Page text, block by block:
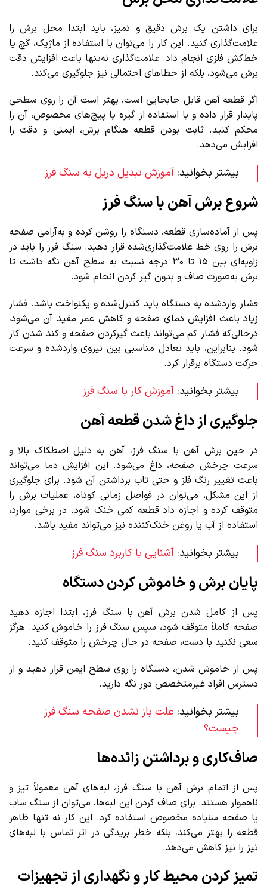
برای داشتن یک برش دقیق و تمیز، باید ابتدا محل برش را
علامت‌گذاری کنید. این کار را می‌توان با استفاده از ماژیک، گچ یا
خط‌کش فلزی انجام داد. علامت‌گذاری نه‌تنها باعث افزایش دقت
برش می‌شود، بلکه از خطاهای احتمالی نیز جلوگیری می‌کند.
اگر قطعه آهن قابل جابجایی است، بهتر است آن را روی سطحی
پایدار قرار داده و با استفاده از گیره یا پیچ‌های مخصوص، آن را
محکم کنید. ثابت بودن قطعه هنگام برش، ایمنی و دقت را
افزایش می‌دهد.
بیشتر بخوانید: آموزش تبدیل دریل به سنگ فرز
شروع برش آهن با سنگ فرز
پس از آماده‌سازی قطعه، دستگاه را روشن کرده و به‌آرامی صفحه
برش را روی خط علامت‌گذاری‌شده قرار دهید. سنگ فرز را باید در
زاویه‌ای بین ۱۵ تا ۳۰ درجه نسبت به سطح آهن نگه داشت تا
برش به‌صورت صاف و بدون گیر کردن انجام شود.
فشار واردشده به دستگاه باید کنترل‌شده و یکنواخت باشد. فشار
زیاد باعث افزایش دمای صفحه و کاهش عمر مفید آن می‌شود،
درحالی‌که فشار کم می‌تواند باعث گیرکردن صفحه و کند شدن کار
شود. بنابراین، باید تعادل مناسبی بین نیروی واردشده و سرعت
حرکت دستگاه برقرار کرد.
بیشتر بخوانید: آموزش کار با سنگ فرز
جلوگیری از داغ شدن قطعه آهن
در حین برش آهن با سنگ فرز، آهن به دلیل اصطکاک بالا و
سرعت چرخش صفحه، داغ می‌شود. این افزایش دما می‌تواند
باعث تغییر رنگ فلز و حتی تاب برداشتن آن شود. برای جلوگیری
از این مشکل، می‌توان در فواصل زمانی کوتاه، عملیات برش را
متوقف کرده و اجازه داد قطعه کمی خنک شود. در برخی موارد،
استفاده از آب یا روغن خنک‌کننده نیز می‌تواند مفید باشد.
بیشتر بخوانید: آشنایی با کاربرد سنگ فرز
پایان برش و خاموش کردن دستگاه
پس از کامل شدن برش آهن با سنگ فرز، ابتدا اجازه دهید
صفحه کاملاً متوقف شود، سپس سنگ فرز را خاموش کنید. هرگز
سعی نکنید با دست، صفحه در حال چرخش را متوقف کنید.
پس از خاموش شدن، دستگاه را روی سطح ایمن قرار دهید و از
دسترس افراد غیرمتخصص دور نگه دارید.
بیشتر بخوانید: علت باز نشدن صفحه سنگ فرز
چیست؟
صاف‌کاری و برداشتن زائده‌ها
پس از اتمام برش آهن با سنگ فرز، لبه‌های آهن معمولاً تیز و
ناهموار هستند. برای صاف کردن این لبه‌ها، می‌توان از سنگ ساب
یا صفحه سنباده مخصوص استفاده کرد. این کار نه‌ تنها ظاهر
قطعه را بهتر می‌کند، بلکه خطر بریدگی در اثر تماس با لبه‌های
تیز را نیز کاهش می‌دهد.
تمیز کردن محیط کار و نگهداری از تجهیزات